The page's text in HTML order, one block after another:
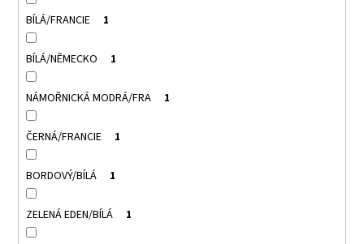
BÍLÁ/FRANCIE 1
BÍLÁ/NĚMECKO 1
NÁMOŘNICKÁ MODRÁ/FRA 1
ČERNÁ/FRANCIE 1
BORDOVÝ/BÍLÁ 1
ZELENÁ EDEN/BÍLÁ 1